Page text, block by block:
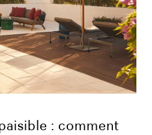
: comment